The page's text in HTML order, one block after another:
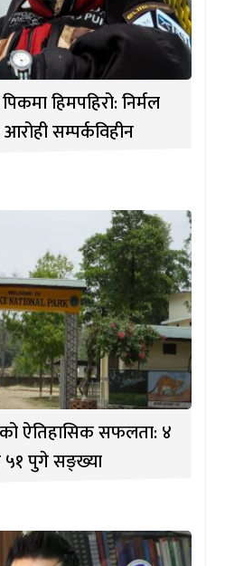
हिमपहिरो: निर्मल
सम्पर्कविहीन
ऐतिहासिक सफलता: ४
५१ पुगे सङ्ख्या